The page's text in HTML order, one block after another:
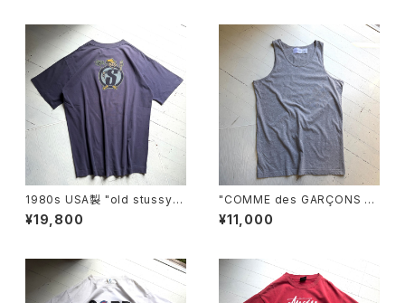
1980s USA製 "old stussy"
S/S T-shirt
¥19,800
"COMME des GARÇONS S
HIRT" Portugal製 tank top
¥11,000